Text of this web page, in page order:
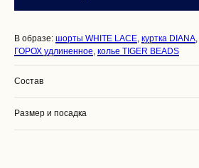
В образе: шорты WHITE LACE куртка DIANA
ГОРОХ удлиненное колье TIGER BEADS
Состав
Размер и посадка